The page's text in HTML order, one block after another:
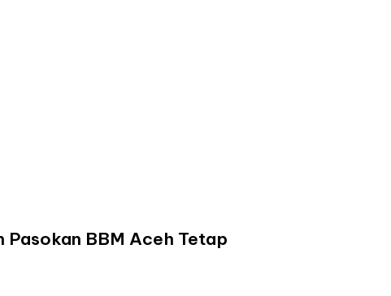
Pasokan BBM Aceh Tetap